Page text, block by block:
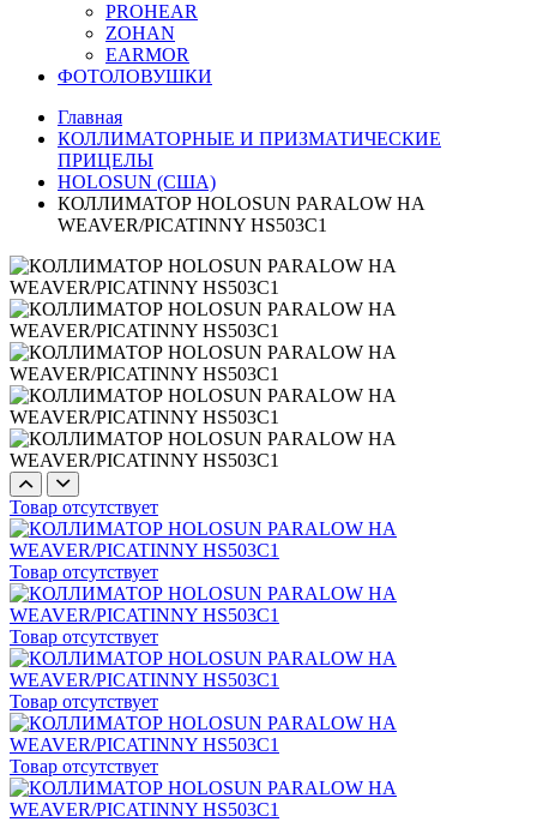
PROHEAR
ZOHAN
EARMOR
ФОТОЛОВУШКИ
Главная
КОЛЛИМАТОРНЫЕ И ПРИЗМАТИЧЕСКИЕ
ПРИЦЕЛЫ
HOLOSUN (США)
КОЛЛИМАТОР HOLOSUN PARALOW НА
WEAVER/PICATINNY HS503C1
Товар отсутствует
Товар отсутствует
Товар отсутствует
Товар отсутствует
Товар отсутствует